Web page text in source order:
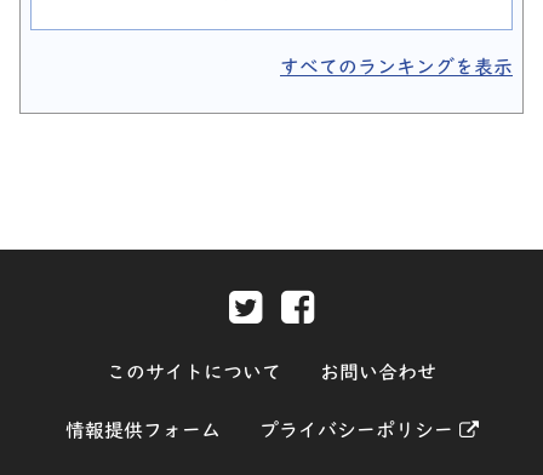
すべてのランキングを表示
Twitter-別ウィンドウで開きま
このサイトについて お問い合わせ
情報提供フォーム プライバシーポリシー 別ウィ